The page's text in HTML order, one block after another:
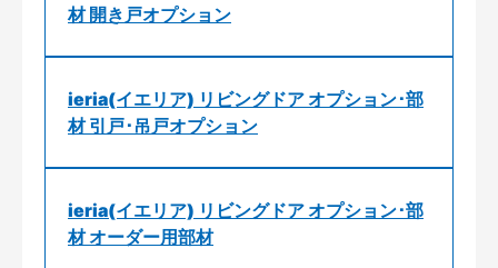
材 開き戸オプション
ieria(イエリア) リビングドア オプション･部
材 引戸･吊戸オプション
ieria(イエリア) リビングドア オプション･部
材 オーダー用部材